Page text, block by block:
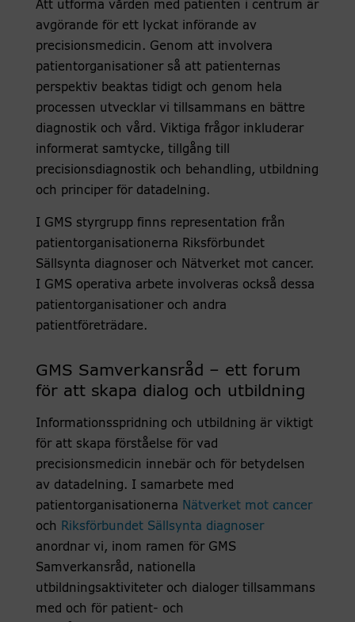
Att utforma vården med patienten i centrum är
avgörande för ett lyckat införande av
precisionsmedicin. Genom att involvera
patientorganisationer så att patienternas
perspektiv beaktas tidigt och genom hela
processen utvecklar vi tillsammans en bättre
diagnostik och vård. Viktiga frågor inkluderar
informerat samtycke, tillgång till
precisionsdiagnostik och behandling, utbildning
och principer för datadelning.
I GMS styrgrupp finns representation från
patientorganisationerna Riksförbundet
Sällsynta diagnoser och Nätverket mot cancer.
I GMS operativa arbete involveras också dessa
patientorganisationer och andra
patientföreträdare.
GMS Samverkansråd – ett forum
för att skapa dialog och utbildning
Informationsspridning och utbildning är viktigt
för att skapa förståelse för vad
precisionsmedicin innebär och för betydelsen
av datadelning. I samarbete med
patientorganisationerna Nätverket mot cancer
och
Riksförbundet Sällsynta diagnoser
anordnar vi, inom ramen för GMS
Samverkansråd, nationella
utbildningsaktiviteter och dialoger tillsammans
med och för patient- och